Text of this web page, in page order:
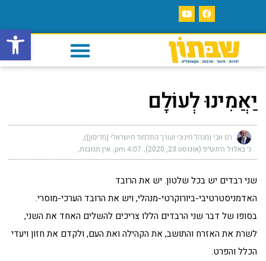
פתח
יַאֲמִינוּ לְעוֹלָם
רט אבי (מנהל חינוכי ועורך התלמוד הישראלי [מדיסון])
ג׳ באלול ה׳תש״פ (אוגוסט 23, 2020) 4:07 pm אין תגובות
שני רבדים יש בכל שלטון. יש את הרובד
האדמניסטרטיבי-ביורוקרטי-מנהלי, ויש את הרובד הערכי-מוסרי.
בסופו של דבר שני הרבדים הללו צריכים להשלים האחד את השני,
לשרת את האזרח והתושב, את הקהילה ואת העם, ולקדם את חזון ויעדי
הכלל והפרט.